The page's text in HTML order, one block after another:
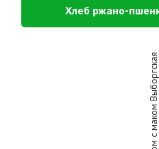
Хлеб ржано-